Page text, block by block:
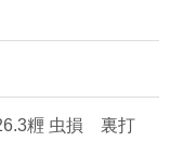
糎 虫損 裏打